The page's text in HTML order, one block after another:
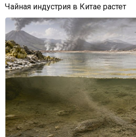
Чайная индустрия в Китае растет